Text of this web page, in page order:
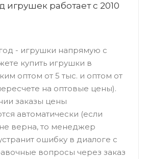
игрушек работает с 2010
- игрушки напрямую с
купить игрушки в
оптом от 5 тыс. и оптом от
на оптовые цены).
заказы цены
автоматически (если
верна, то менеджер
ошибку в диалоге с
вопросы через заказ